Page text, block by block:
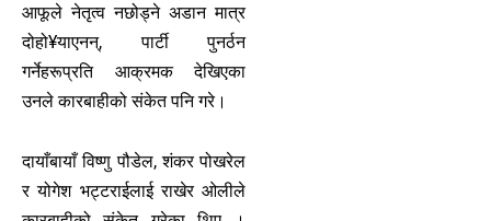
आफूले नेतृत्व नछोड्ने अडान मात्र
दोहो¥याएनन्, पार्टी पुनर्ठन
गर्नेहरूप्रति आक्रमक देखिएका
उनले कारबाहीको संकेत पनि गरे।
दायाँबायाँ विष्णु पौडेल, शंकर पोखरेल
र योगेश भट्टराईलाई राखेर ओलीले